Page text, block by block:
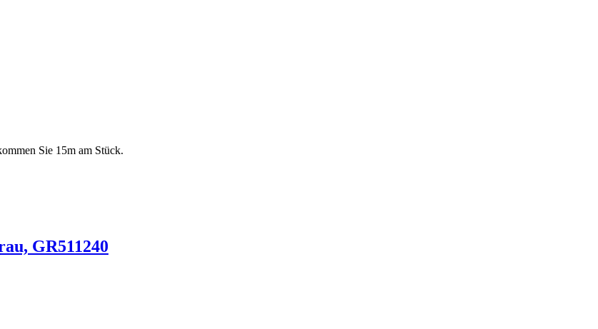
Sie 15m am Stück.
GR511240